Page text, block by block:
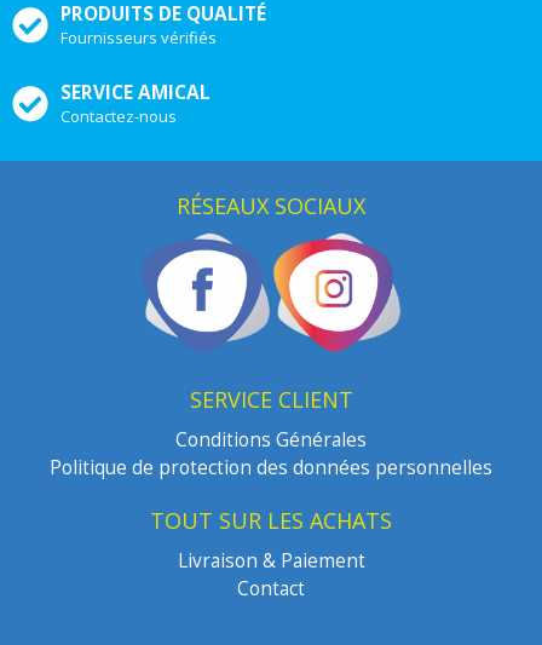
PRODUITS DE QUALITÉ
Fournisseurs vérifiés
SERVICE AMICAL
Contactez-nous
RÉSEAUX SOCIAUX
SERVICE CLIENT
Conditions Générales
Politique de protection des données personnelles
TOUT SUR LES ACHATS
Livraison & Paiement
Contact